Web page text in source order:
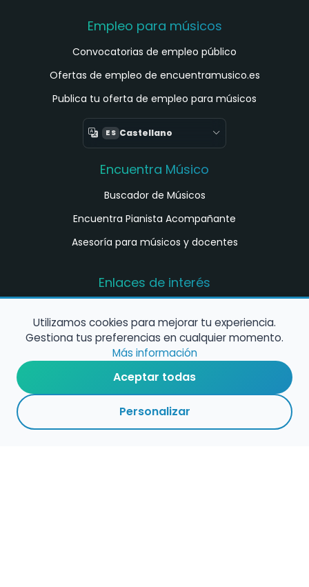
Empleo para músicos
Convocatorias de empleo público
Ofertas de empleo de encuentramusico.es
Publica tu oferta de empleo para músicos
ES Castellano
Encuentra Músico
Buscador de Músicos
Encuentra Pianista Acompañante
Asesoría para músicos y docentes
Enlaces de interés
música en España
Configura alertas de empleo
Contacta con nosotros
Utilizamos cookies para mejorar tu experiencia.
Gestiona tus preferencias en cualquier momento.
Más información
Aceptar todas
Personalizar